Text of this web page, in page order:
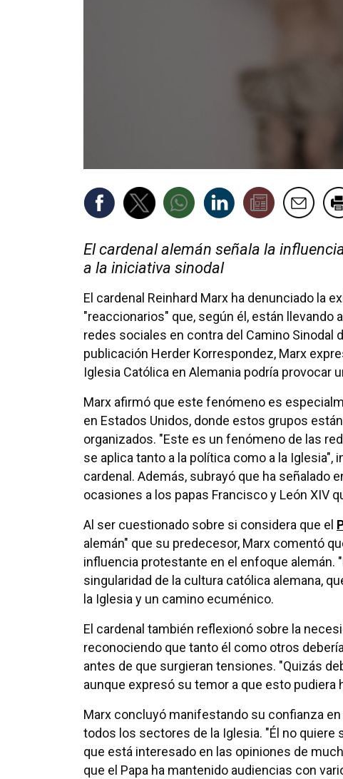
El cardenal alemán señala la
a la iniciativa sinodal
El cardenal Reinhard Marx ha denunciado la
"reaccionarios" que, según él, están llevando
redes sociales en contra del Camino Sinodal
publicación Herder Korrespondez, Marx
Iglesia Católica en Alemania podría provocar
Marx afirmó que este fenómeno es
en Estados Unidos, donde estos grupos
organizados. "Este es un fenómeno de las
se aplica tanto a la política como a la Iglesia",
cardenal. Además, subrayó que ha señalado
ocasiones a los papas Francisco y León XIV
Al ser cuestionado sobre si considera que el
alemán" que su predecesor, Marx comentó
influencia protestante en el enfoque alemán.
singularidad de la cultura católica alemana,
la Iglesia y un camino ecuménico.
El cardenal también reflexionó sobre la
reconociendo que tanto él como otros
antes de que surgieran tensiones. "Quizás
aunque expresó su temor a que esto pudiera
Marx concluyó manifestando su confianza
todos los sectores de la Iglesia. "Él no
que está interesado en las opiniones de
que el Papa ha mantenido audiencias con